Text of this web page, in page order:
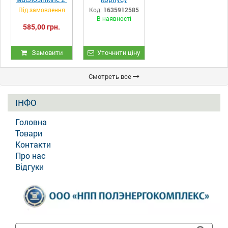
2-2-2сб (2 ст.)
компресора
ВП-20/8,
ВП-20/8М та
ВП-3-20/9,
ВП-20/9
Під замовлення
585,00 грн.
Замовити
компресора
ЕК7А.02.013
Код: 1635912585
В наявності
Уточнити ціну
Смотреть все
ІНФО
Головна
Товари
Контакти
Про нас
Відгуки